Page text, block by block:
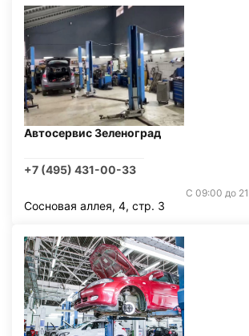
Автосервис Зеленоград
+7 (495) 431-00-33
С 09:00 до
Сосновая аллея, 4, стр. 3